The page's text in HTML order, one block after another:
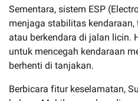
Sementara, sistem ESP
menjaga stabilitas
atau berkendara di jalan licin.
untuk mencegah kendaraan
berhenti di tanjakan.
Berbicara fitur keselamatan,